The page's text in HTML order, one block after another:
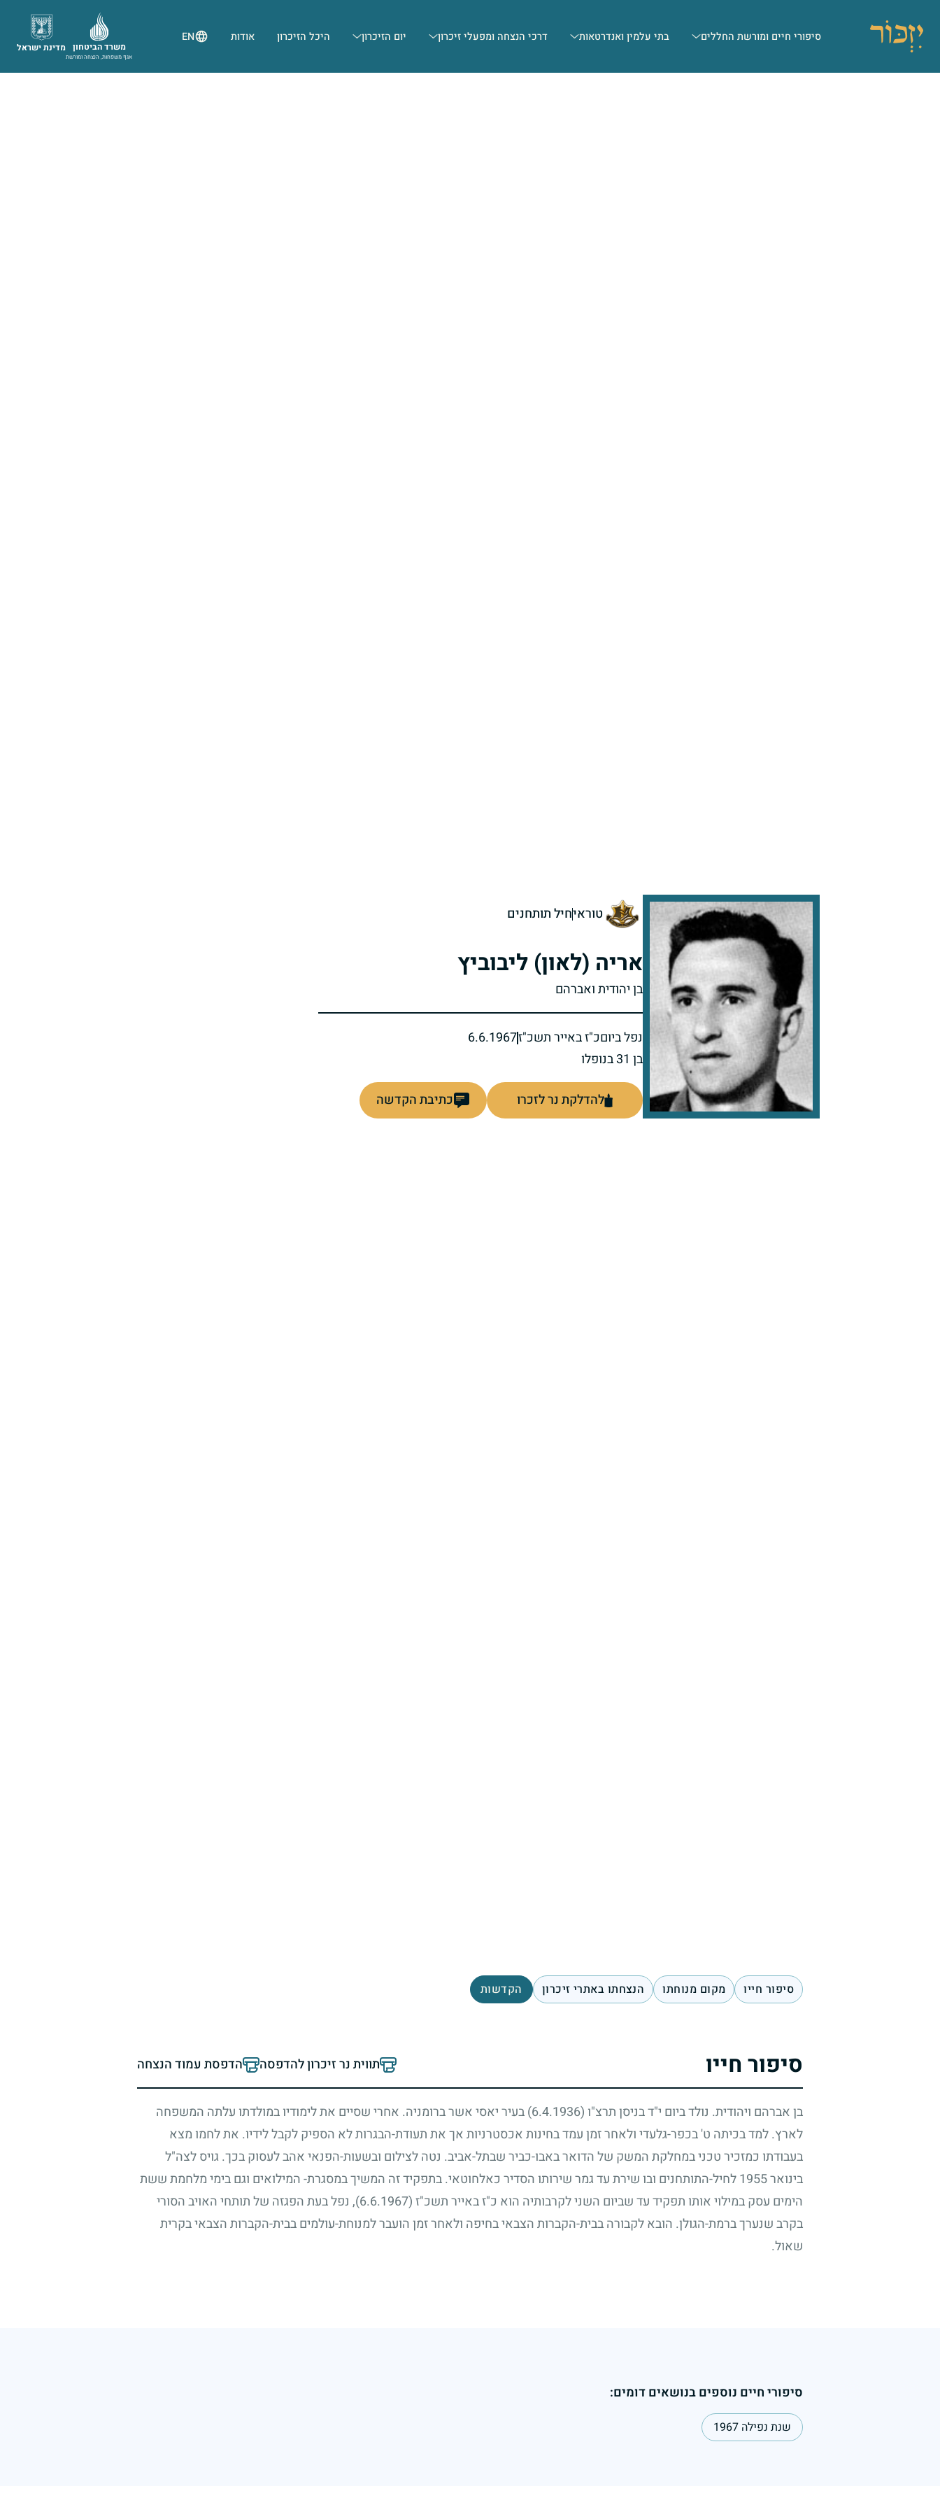
סיפורי חיים ומורשת החללים בתי עלמין ואנדרטאות דרכי הנצחה ומפעלי זיכרון יום הזיכרון היכל הזיכרון אודות EN
מדינת ישראל משרד הביטחון
אגף משפחות, הנצחה ומורשת
טוראיחיל תותחנים
אריה (לאון) ליבוביץ
בן יהודית ואברהם
נפל ביוםכ"ז באייר תשכ"ז6.6.1967
בן 31 בנופלו
להדלקת נר לזכרו כתיבת הקדשה
סיפור חייו מקום מנוחתו הנצחתו באתרי זיכרון הקדשות
סיפור חייו תווית נר זיכרון להדפסה הדפסת עמוד הנצחה
בן אברהם ויהודית. נולד ביום י"ד בניסן תרצ"ו (6.4.1936)
בעיר יאסי אשר ברומניה. אחרי שסיים את לימודיו במולדתו עלתה המשפחה
לארץ. למד בכיתה ט' בכפר-גלעדי ולאחר זמן עמד בחינות אכסטרניות אך את תעודת-הבגרות לא הספיק לקבל לידיו. את לחמו מצא
בעבודתו כמזכיר טכני במחלקת המשק של הדואר באבו-כביר שבתל-אביב. נטה לצילום ובשעות-הפנאי אהב לעסוק בכך. גויס לצה"ל
בינואר1955לחיל-התותחנים ובו שירת עד גמר שירותו הסדיר כאלחוטאי. בתפקיד זה המשיך במסגרת- המילואים וגם בימי מלחמת ששת
הימים עסק במילוי אותו תפקיד עד שביום השני לקרבותיה הוא כ"ז באייר תשכ"ז(6.6.1967)
, נפל בעת הפגזה של תותחי האויב הסורי
בקרב שנערך ברמת-הגולן. הובא לקבורה בבית-הקברות הצבאי בחיפה ולאחר זמן הועבר למנוחת-עולמים בבית-הקברות הצבאי בקרית
שאול.
סיפורי חיים נוספים בנושאים דומים:
שנת נפילה 1967